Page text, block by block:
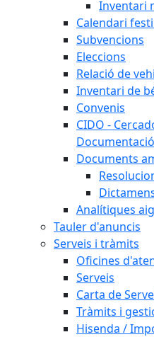
Inventari
Calendari
Subvencions
Eleccions
Relació de
Inventari de
Convenis
CIDO -
Documents
Analítiques
Tauler d'anuncis
Serveis i tràmits
Oficines
Serveis
Carta de
Tràmits i
Hisenda /